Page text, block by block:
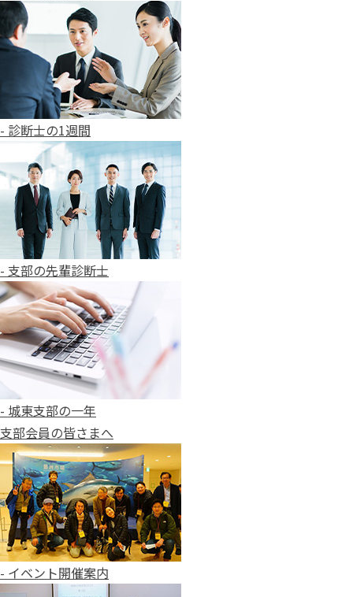
- 診断士の1週間
- 支部の先輩診断士
- 城東支部の一年
支部会員の皆さまへ
- イベント開催案内